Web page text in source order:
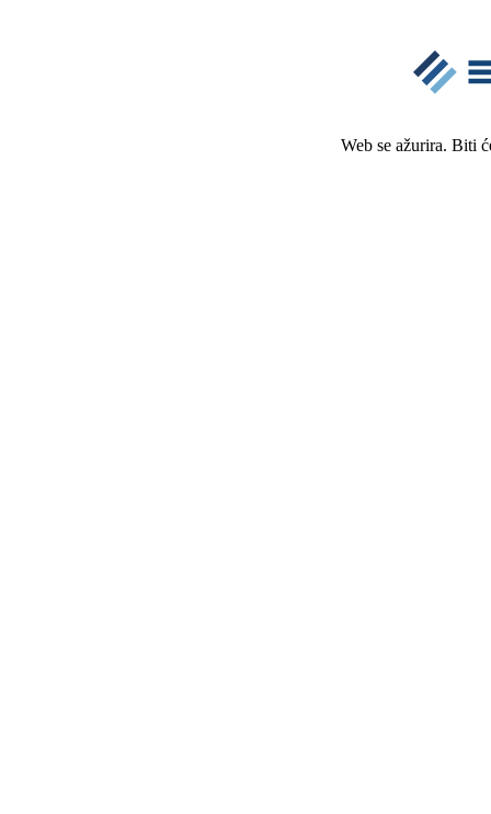
Web se ažurira. Biti